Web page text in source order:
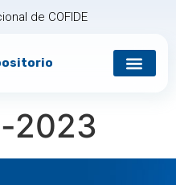
de COFIDE
2023